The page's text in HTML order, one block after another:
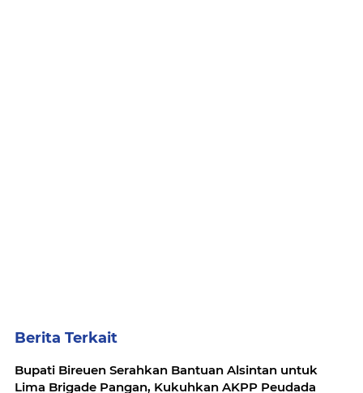
Berita Terkait
Bupati Bireuen Serahkan Bantuan Alsintan untuk
Lima Brigade Pangan, Kukuhkan AKPP Peudada